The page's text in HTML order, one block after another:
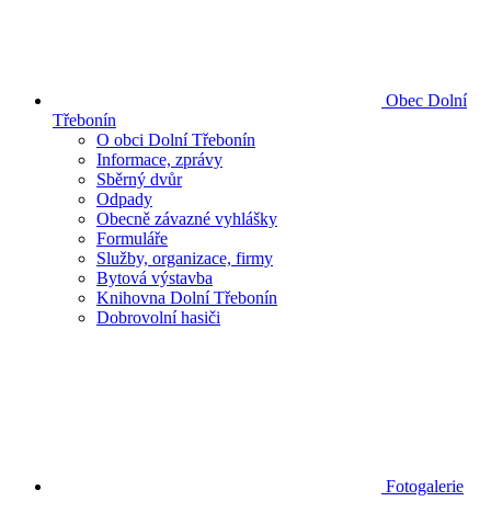
Obec Dolní
Třebonín
O obci Dolní Třebonín
Informace, zprávy
Sběrný dvůr
Odpady
Obecně závazné vyhlášky
Formuláře
Služby, organizace, firmy
Bytová výstavba
Knihovna Dolní Třebonín
Dobrovolní hasiči
Fotogalerie